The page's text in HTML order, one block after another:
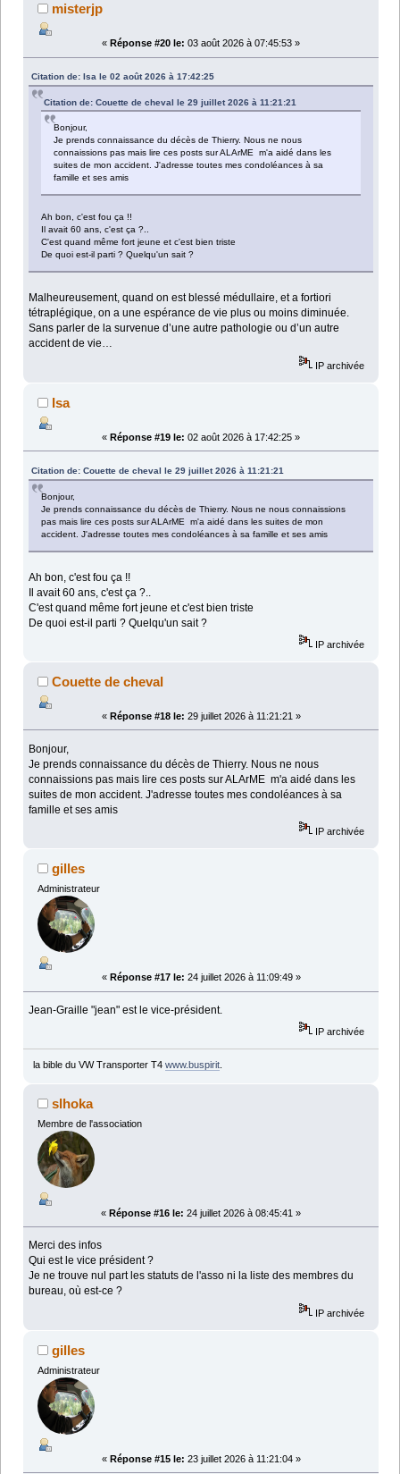
misterjp
« Réponse #20 le: 03 août 2026 à 07:45:53 »
Citation de: Isa le 02 août 2026 à 17:42:25
Citation de: Couette de cheval le 29 juillet 2026 à 11:21:21
Bonjour,
Je prends connaissance du décès de Thierry. Nous ne nous
connaissions pas mais lire ces posts sur ALArME m'a aidé dans les
suites de mon accident. J'adresse toutes mes condoléances à sa
famille et ses amis
Ah bon, c'est fou ça !!
Il avait 60 ans, c'est ça ?..
C'est quand même fort jeune et c'est bien triste
De quoi est-il parti ? Quelqu'un sait ?
Malheureusement, quand on est blessé médullaire, et a fortiori
tétraplégique, on a une espérance de vie plus ou moins diminuée.
Sans parler de la survenue d’une autre pathologie ou d’un autre
accident de vie…
IP archivée
Isa
« Réponse #19 le: 02 août 2026 à 17:42:25 »
Citation de: Couette de cheval le 29 juillet 2026 à 11:21:21
Bonjour,
Je prends connaissance du décès de Thierry. Nous ne nous connaissions
pas mais lire ces posts sur ALArME m'a aidé dans les suites de mon
accident. J'adresse toutes mes condoléances à sa famille et ses amis
Ah bon, c'est fou ça !!
Il avait 60 ans, c'est ça ?..
C'est quand même fort jeune et c'est bien triste
De quoi est-il parti ? Quelqu'un sait ?
IP archivée
Couette de cheval
« Réponse #18 le: 29 juillet 2026 à 11:21:21 »
Bonjour,
Je prends connaissance du décès de Thierry. Nous ne nous
connaissions pas mais lire ces posts sur ALArME m'a aidé dans les
suites de mon accident. J'adresse toutes mes condoléances à sa
famille et ses amis
IP archivée
gilles
Administrateur
« Réponse #17 le: 24 juillet 2026 à 11:09:49 »
Jean-Graille "jean" est le vice-président.
IP archivée
la bible du VW Transporter T4 www.buspirit.
slhoka
Membre de l'association
« Réponse #16 le: 24 juillet 2026 à 08:45:41 »
Merci des infos
Qui est le vice président ?
Je ne trouve nul part les statuts de l'asso ni la liste des membres du
bureau, où est-ce ?
IP archivée
gilles
Administrateur
« Réponse #15 le: 23 juillet 2026 à 11:21:04 »